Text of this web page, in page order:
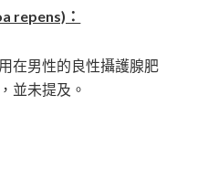
repens)：
在男性的良性攝護腺肥
並未提及。